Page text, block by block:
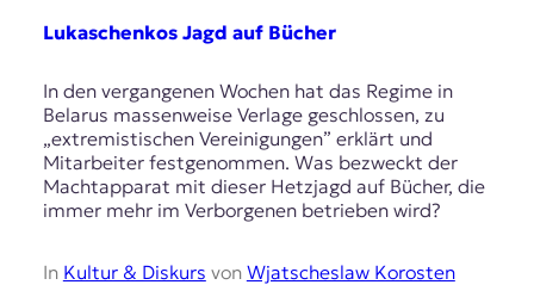
Lukaschenkos Jagd auf Bücher
In den vergangenen Wochen hat das Regime in
Belarus massenweise Verlage geschlossen, zu
„extremistischen Vereinigungen” erklärt und
Mitarbeiter festgenommen. Was bezweckt der
Machtapparat mit dieser Hetzjagd auf Bücher, die
immer mehr im Verborgenen betrieben wird?
In Kultur & Diskurs von Wjatscheslaw Korosten